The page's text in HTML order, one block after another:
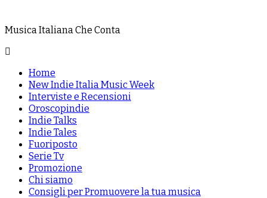
Musica Italiana Che Conta
Menu
Home
New Indie Italia Music Week
Interviste e Recensioni
Oroscopindie
Indie Talks
Indie Tales
Fuoriposto
Serie Tv
Promozione
Chi siamo
Consigli per Promuovere la tua musica